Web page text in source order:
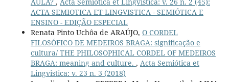
ACTA SEMIOTICA ET LINGVISTICA - SEMIÓTICA E
ENSINO - EDIÇÃO ESPECIAL
Renata Pinto Uchôa de ARAÚJO, O CORDEL
FILOSÓFICO DE MEDEIROS BRAGA: significação e
cultura/ THE PHILOSOPHICAL CORDEL OF MEDEIROS
BRAGA: meaning and culture. , Acta Semiótica et
Lingvistica: v. 23 n. 3 (2018)